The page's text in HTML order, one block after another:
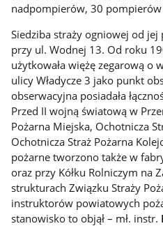
nadpompierów, 30
Siedziba straży ogniowej od jej
przy ul. Wodnej 13. Od roku
użytkowała więżę zegarową o
ulicy Władycze 3 jako punkt
obserwacyjna posiadała
Przed II wojną światową w
Pożarna Miejska, Ochotnicza
Ochotnicza Straż Pożarna
pożarne tworzono także w
oraz przy Kółku Rolniczym na
strukturach Związku Straży
instruktorów powiatowych
stanowisko to objął – mł. instr.